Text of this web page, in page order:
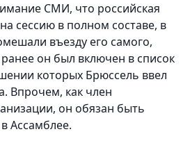
СМИ, что российская
сессию в полном составе, в
въезду его самого,
он был включен в список
которых Брюссель ввел
Впрочем, как член
он обязан быть
Ассамблее.